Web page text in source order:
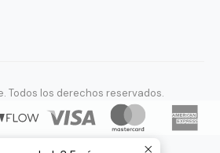
Todos los derechos reservados.